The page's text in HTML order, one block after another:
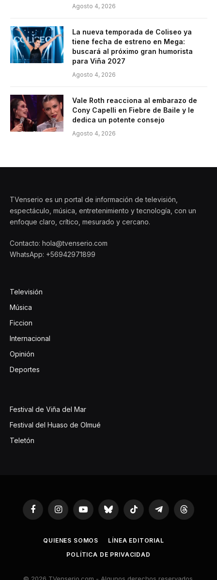
Agosto 4, 2026
La nueva temporada de Coliseo ya
tiene fecha de estreno en Mega:
buscará al próximo gran humorista
para Viña 2027
Agosto 4, 2026
Vale Roth reacciona al embarazo de
Cony Capelli en Fiebre de Baile y le
dedica un potente consejo
Agosto 4, 2026
TVenserio es un portal de información de televisión,
espectáculo, música, entretenimiento y tecnología, con un
enfoque claro, crítico, mesurado y cercano.
Contacto: hola@tvenserio.com
WhatsApp: +56942971899
Televisión
Música
Ficcion
Internacional
Opinión
Deportes
Festival de Viña del Mar
Festival del Huaso de Olmué
Teletón
FacebookInstagramYouTubeBluesky TikTok TelegramThreads
QUIENES SOMOS
LÍNEA EDITORIAL
POLÍTICA DE PRIVACIDAD
© 2026 TVenserio.com - Algunos derechos reservados.